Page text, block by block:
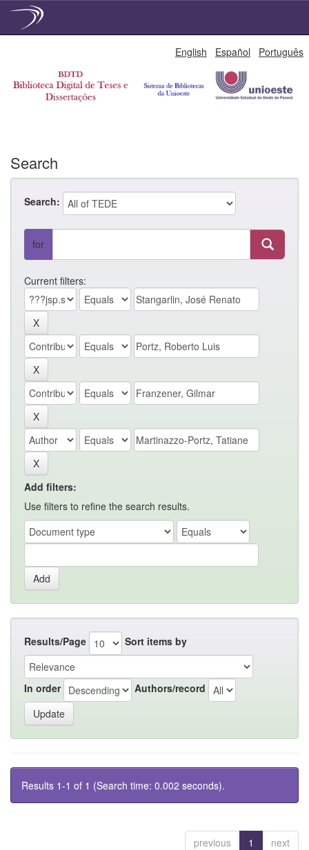
English Español Português
Search
Search:
for
Current filters:
Add filters:
Use filters to refine the search results.
Results/Page Sort items by
In order Authors/record
Results 1-1 of 1 (Search time: 0.002 seconds).
previous 1 next